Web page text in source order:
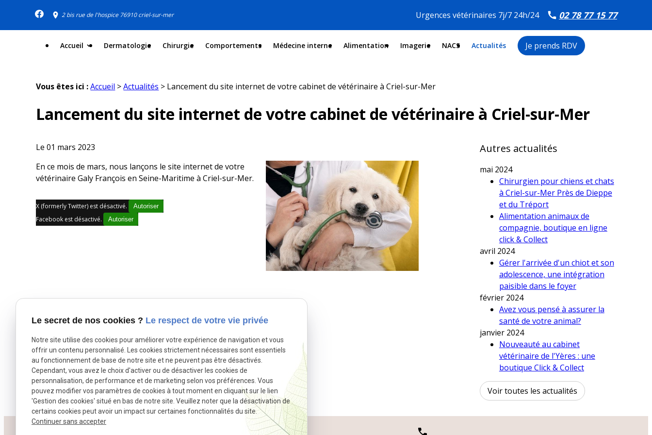
2 bis rue de l'hospice 76910 criel-sur-mer Urgences vétérinaires 7j/7 24h/24 02 78 77 15 77
Accueil Dermatologie Chirurgie Comportements Médecine interne Alimentation Imagerie NACS Actualités Je prends RDV
Vous êtes ici : Accueil >Actualités > Lancement du site internet de votre cabinet de vétérinaire à Criel-sur-Mer
Lancement du site internet de votre cabinet de vétérinaire à Criel-sur-Mer
Le01 mars 2023
En ce mois de mars, nous lançons le site internet de votre
vétérinaire Galy François en Seine-Maritime à Criel-sur-Mer.
X (formerly Twitter) est désactivé. Autoriser
Facebook est désactivé. Autoriser
Autres actualités
mai 2024
Chirurgien pour chiens et chats
à Criel-sur-Mer Près de Dieppe
et du Tréport
Alimentation animaux de
compagnie, boutique en ligne
click & Collect
avril 2024
Gérer l'arrivée d'un chiot et son
adolescence, une intégration
paisible dans le foyer
février 2024
Avez vous pensé à assurer la
santé de votre animal?
janvier 2024
Nouveauté au cabinet
vétérinaire de l'Yères : une
boutique Click & Collect
Voir toutes les actualités
Le secret de nos cookies ? Le respect de votre vie privée
Notre site utilise des cookies pour améliorer votre expérience de navigation et vous
offrir un contenu personnalisé. Les cookies strictement nécessaires sont essentiels
au fonctionnement de base de notre site et ne peuvent pas être désactivés.
Cependant, vous avez le choix d'activer ou de désactiver les cookies de
personnalisation, de performance et de marketing selon vos préférences. Vous
pouvez modifier vos paramètres de cookies à tout moment en cliquant sur le lien
'Gestion des cookies' situé en bas de notre site. Veuillez noter que la désactivation de
certains cookies peut avoir un impact sur certaines fonctionnalités du site.
Continuer sans accepter